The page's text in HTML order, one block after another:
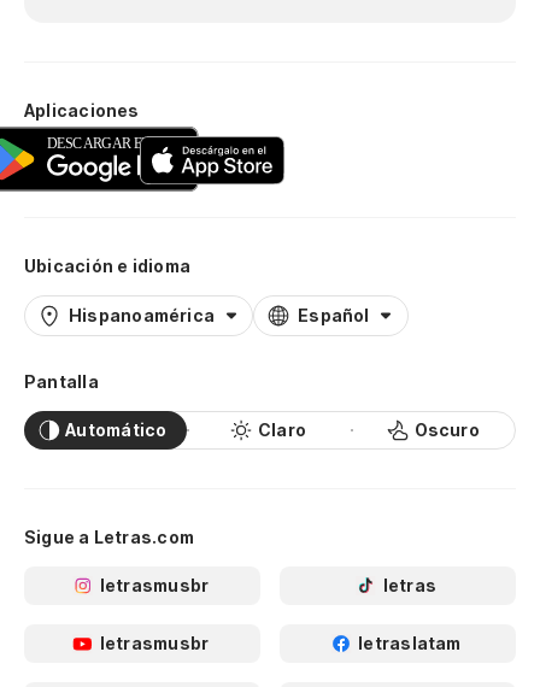
Aplicaciones
Ubicación e idioma
Hispanoamérica Español
Pantalla
Automático Claro Oscuro
Sigue a Letras.com
letrasmusbr letras
letrasmusbr letraslatam